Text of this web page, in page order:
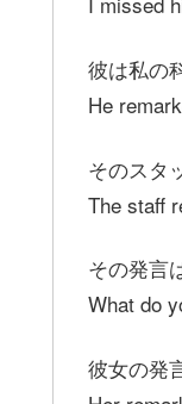
彼は私の
He
そのスタ
The staff
その発言
What do
彼女の発